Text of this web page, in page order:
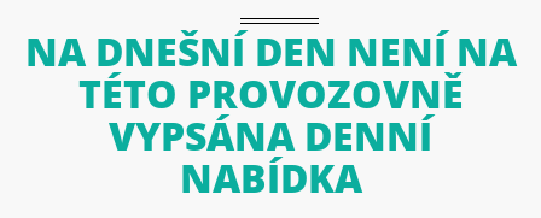
NA DNEŠNÍ DEN NENÍ NA
TÉTO PROVOZOVNĚ
VYPSÁNA DENNÍ
NABÍDKA